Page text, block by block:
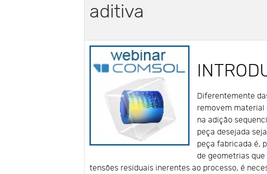
aditiva
Diferentemente
removem
na adição
peça desejada
peça fabricada é,
de geometrias
tensões residuais inerentes ao processo, é